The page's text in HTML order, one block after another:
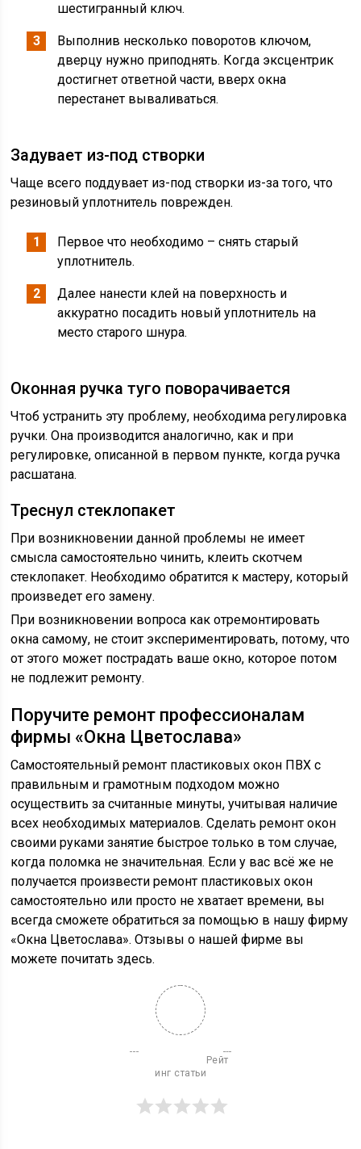
шестигранный ключ.
Выполнив несколько поворотов ключом,
дверцу нужно приподнять. Когда эксцентрик
достигнет ответной части, вверх окна
перестанет вываливаться.
Задувает из-под створки
Чаще всего поддувает из-под створки из-за того, что
резиновый уплотнитель поврежден.
Первое что необходимо – снять старый
уплотнитель.
Далее нанести клей на поверхность и
аккуратно посадить новый уплотнитель на
место старого шнура.
Оконная ручка туго поворачивается
Чтоб устранить эту проблему, необходима регулировка
ручки. Она производится аналогично, как и при
регулировке, описанной в первом пункте, когда ручка
расшатана.
Треснул стеклопакет
При возникновении данной проблемы не имеет
смысла самостоятельно чинить, клеить скотчем
стеклопакет. Необходимо обратится к мастеру, который
произведет его замену.
При возникновении вопроса как отремонтировать
окна самому, не стоит экспериментировать, потому, что
от этого может пострадать ваше окно, которое потом
не подлежит ремонту.
Поручите ремонт профессионалам
фирмы «Окна Цветослава»
Самостоятельный ремонт пластиковых окон ПВХ с
правильным и грамотным подходом можно
осуществить за считанные минуты, учитывая наличие
всех необходимых материалов. Сделать ремонт окон
своими руками занятие быстрое только в том случае,
когда поломка не значительная. Если у вас всё же не
получается произвести ремонт пластиковых окон
самостоятельно или просто не хватает времени, вы
всегда сможете обратиться за помощью в нашу фирму
«Окна Цветослава». Отзывы о нашей фирме вы
можете почитать здесь.
инг статьи